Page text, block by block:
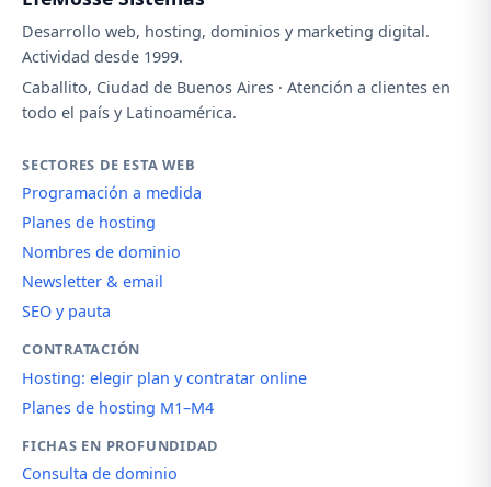
Desarrollo web, hosting, dominios y marketing digital.
Actividad desde 1999.
Caballito, Ciudad de Buenos Aires · Atención a clientes en
todo el país y Latinoamérica.
SECTORES DE ESTA WEB
Programación a medida
Planes de hosting
Nombres de dominio
Newsletter & email
SEO y pauta
CONTRATACIÓN
Hosting: elegir plan y contratar online
Planes de hosting M1–M4
FICHAS EN PROFUNDIDAD
Consulta de dominio